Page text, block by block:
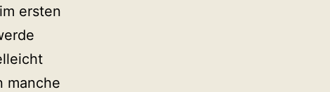
ersten
manche